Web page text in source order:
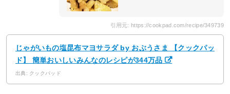
引用元: https://cookpad.com/recipe/349739
じゃがいもの塩昆布マヨサラダ by おぶうさま 【クックパッ
ド】 簡単おいしいみんなのレシピが344万品
出典: クックパッド